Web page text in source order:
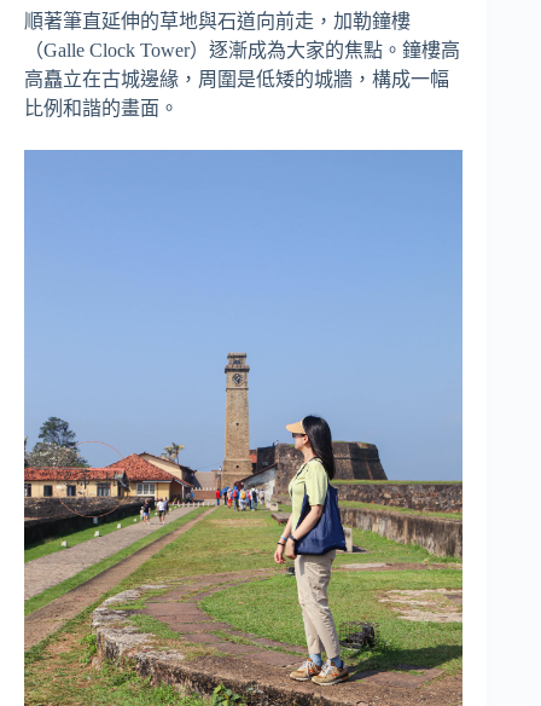
順著筆直延伸的草地與石道向前走，加勒鐘樓
（Galle Clock Tower）逐漸成為大家的焦點。鐘樓高
高矗立在古城邊緣，周圍是低矮的城牆，構成一幅
比例和諧的畫面。